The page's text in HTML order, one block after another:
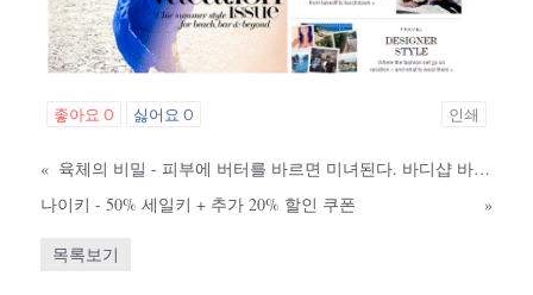
좋아요0 싫어요0 인쇄
«
육체의 비밀 - 피부에 버터를 바르면 미녀된다. 바디샵 바디버터 세일
나이키 - 50% 세일키 + 추가 20% 할인 쿠폰
»
목록보기